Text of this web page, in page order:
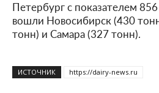
Петербург с показателем
вошли Новосибирск (430
тонн) и Самара (327 тонн).
ИСТОЧНИК https://dairy-news.ru